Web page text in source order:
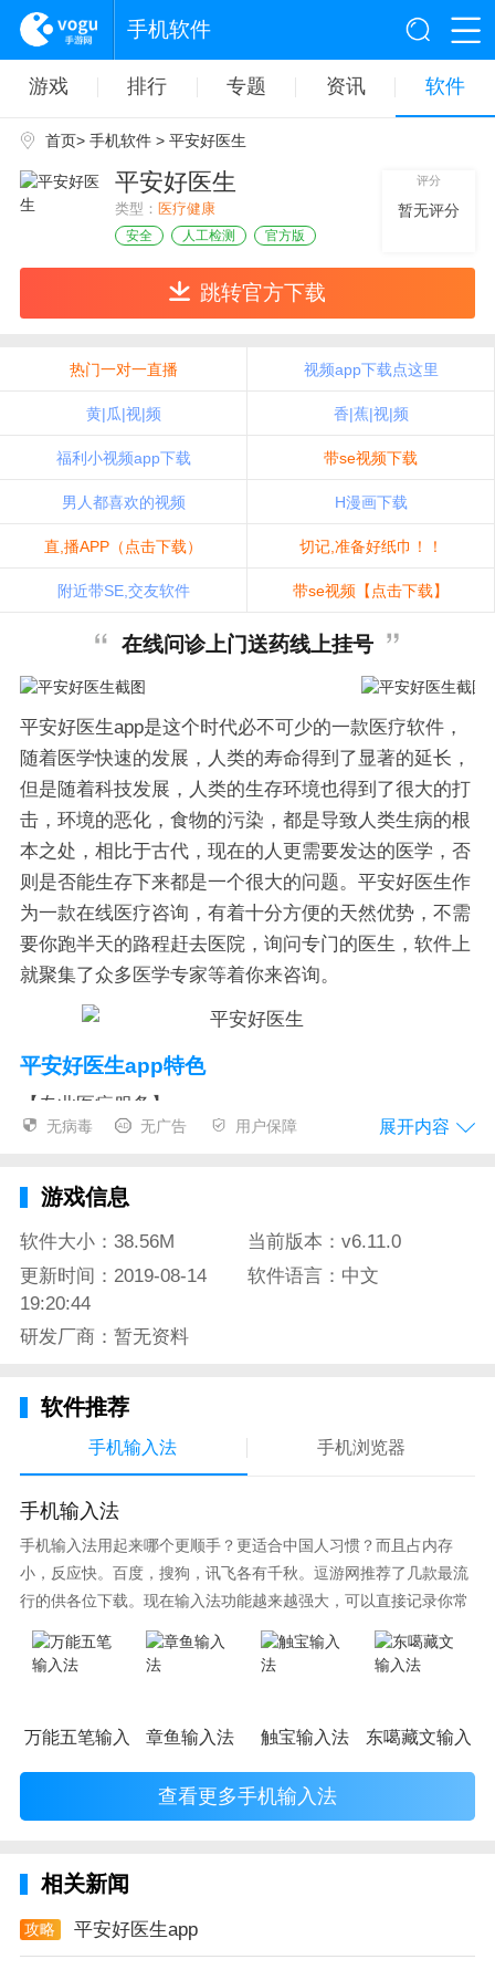
手机软件
游戏 排行 专题 资讯 软件
首页> 手机软件> 平安好医生
平安好医生
类型： 医疗健康
安全 人工检测 官方版
评分
暂无评分
跳转官方下载
热门一对一直播 视频app下载点这里
黄|瓜|视|频 香|蕉|视|频
福利小视频app下载 带se视频下载
男人都喜欢的视频 H漫画下载
直,播APP（点击下载） 切记,准备好纸巾！！
附近带SE,交友软件 带se视频【点击下载】
在线问诊上门送药线上挂号
平安好医生app是这个时代必不可少的一款医疗软件，
随着医学快速的发展，人类的寿命得到了显著的延长，
但是随着科技发展，人类的生存环境也得到了很大的打
击，环境的恶化，食物的污染，都是导致人类生病的根
本之处，相比于古代，现在的人更需要发达的医学，否
则是否能生存下来都是一个很大的问题。平安好医生作
为一款在线医疗咨询，有着十分方便的天然优势，不需
要你跑半天的路程赶去医院，询问专门的医生，软件上
就聚集了众多医学专家等着你来咨询。
平安好医生app特色
【专业医疗服务】
让就医更便捷
专家问诊――汇聚全国几千名三甲名医，专家线上坐
诊，图文问诊不限次交流，专家本人亲自与患者深度沟
通，提供更权威的诊疗建议
院、上海长海医院、中山大学孙逸仙纪念医院、武汉大
学人民医院等千余家三甲医院知名专家
告解读、体检套餐个人享受团体价优惠购买，赠送专家
【一站式购药体验】
提供用户用药咨询，在线开设电子处方，省钱省心
18万款优质健康商品 ，平安质保，假一赔十，帮用户
一站式购健康
闪电购药――全国64城市支持1小时闪电送药服务，超
【随身健康锦囊】
步步夺金――每月近1800万用户通过步步夺金走出健康
无病毒 无广告 用户保障 展开内容
游戏信息
软件大小：38.56M
当前版本：v6.11.0
更新时间：2019-08-14
19:20:44
软件语言：中文
研发厂商：暂无资料
软件推荐
手机输入法 手机浏览器
手机输入法
手机输入法用起来哪个更顺手？更适合中国人习惯？而且占内存
小，反应快。百度，搜狗，讯飞各有千秋。逗游网推荐了几款最流
行的供各位下载。现在输入法功能越来越强大，可以直接记录你常
使用的词语，并且还有各种新鲜好玩的表情，一款好的输入法直接
影响到你的打字速度哦。
万能五笔输入法章鱼输入法 触宝输入法 东噶藏文输入法
查看更多手机输入法
相关新闻
攻略 平安好医生app